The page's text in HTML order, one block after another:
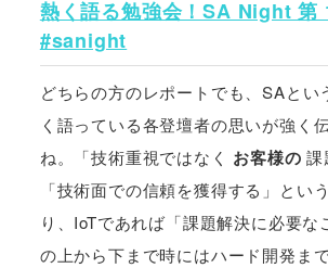
熱く語る勉強会！SA Night 第
#sanight
どちらの方のレポートでも、SAとい
く語っている各登壇者の思いが強く
ね。「技術重視ではなく お客様の 課
「技術面での信頼を獲得する」とい
り、IoTであれば「課題解決に必要な
の上から下まで時にはハード開発ま